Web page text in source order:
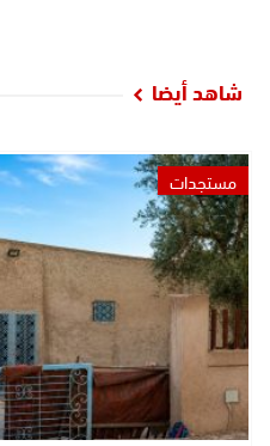
شاهد أيضا
مستجدات